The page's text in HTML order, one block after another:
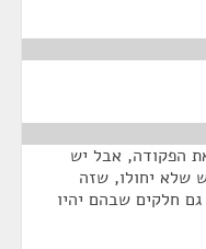
הפקודה, אבל יש
שלא יחולו, שזה
חלקים שבהם יהיו